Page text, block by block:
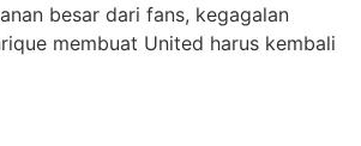
besar dari fans, kegagalan
membuat United harus kembali